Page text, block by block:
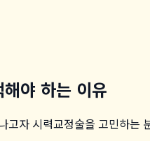
야 하는 이유
자 시력교정술을 고민하